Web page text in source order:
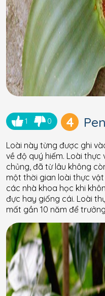
1 0 4
Loài này từng được ghi
về độ quý hiếm. Loài
chủng, đã từ lâu không
một thời gian loài thực
các nhà khoa học khi
đực hay giống cái. Loài
mất gần 10 năm để